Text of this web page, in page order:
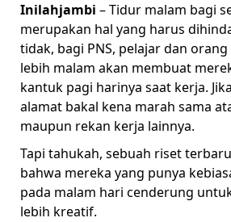
Inilahjambi – Tidur malam bagi
merupakan hal yang harus
tidak, bagi PNS, pelajar dan
lebih malam akan membuat
kantuk pagi harinya saat kerja.
alamat bakal kena marah sama
maupun rekan kerja lainnya.
Tapi tahukah, sebuah riset
bahwa mereka yang punya
pada malam hari cenderung
lebih kreatif.